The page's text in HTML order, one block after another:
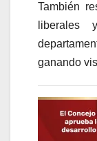
También
liberales
ganando